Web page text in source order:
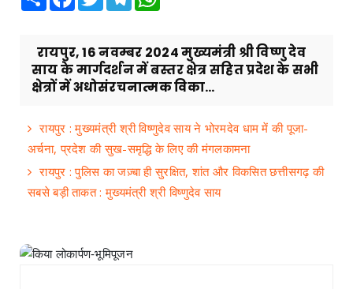
रायपुर, 16 नवम्बर 2024 मुख्यमंत्री श्री विष्णु देव
साय के मार्गदर्शन में बस्तर क्षेत्र सहित प्रदेश के सभी
क्षेत्रों में अधोसंरचनात्मक विका...
रायपुर : मुख्यमंत्री श्री विष्णुदेव साय ने भोरमदेव धाम में की पूजा-
अर्चना, प्रदेश की सुख-समृद्धि के लिए की मंगलकामना
रायपुर : पुलिस का जज़्बा ही सुरक्षित, शांत और विकसित छत्तीसगढ़ की
सबसे बड़ी ताकत : मुख्यमंत्री श्री विष्णुदेव साय